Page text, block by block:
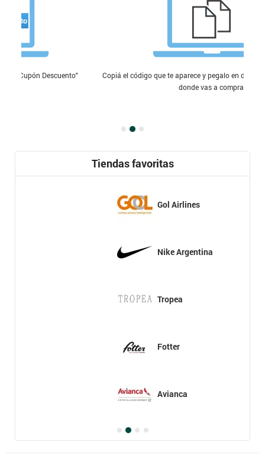
Copiá el código que te aparece y pegalo en donde lo solicite la tienda
Tiendas favoritas
Gol Airlines
Nike Argentina